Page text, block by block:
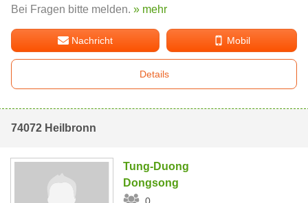
Bei Fragen bitte melden. » mehr
Nachricht Mobil
Details
74072 Heilbronn
Tung-Duong
Dongsong